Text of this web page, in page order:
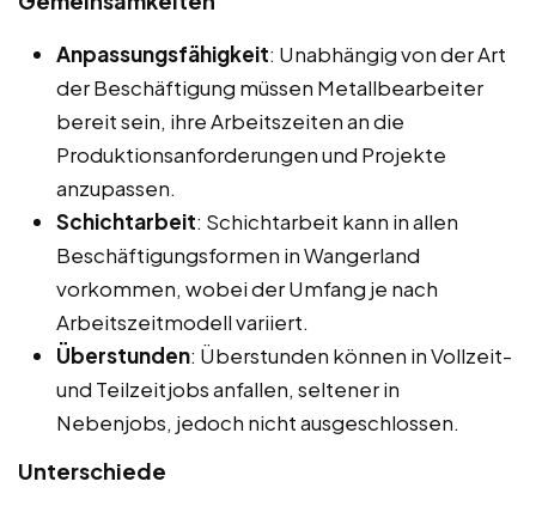
Anpassungsfähigkeit: Unabhängig von der Art
der Beschäftigung müssen Metallbearbeiter
bereit sein, ihre Arbeitszeiten an die
Produktionsanforderungen und Projekte
anzupassen.
Schichtarbeit: Schichtarbeit kann in allen
Beschäftigungsformen in Wangerland
vorkommen, wobei der Umfang je nach
Arbeitszeitmodell variiert.
Überstunden: Überstunden können in Vollzeit-
und Teilzeitjobs anfallen, seltener in
Nebenjobs, jedoch nicht ausgeschlossen.
Unterschiede